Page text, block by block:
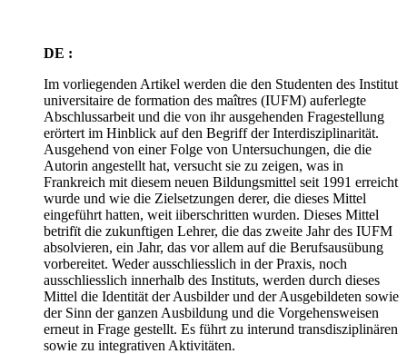
DE :
Im vorliegenden Artikel werden die den Studenten des Institut
universitaire de formation des maîtres (IUFM) auferlegte
Abschlussarbeit und die von ihr ausgehenden Fragestellung
erörtert im Hinblick auf den Begriff der Interdisziplinarität.
Ausgehend von einer Folge von Untersuchungen, die die
Autorin angestellt hat, versucht sie zu zeigen, was in
Frankreich mit diesem neuen Bildungsmittel seit 1991 erreicht
wurde und wie die Zielsetzungen derer, die dieses Mittel
eingeführt hatten, weit iiberschritten wurden. Dieses Mittel
betrifït die zukunftigen Lehrer, die das zweite Jahr des IUFM
absolvieren, ein Jahr, das vor allem auf die Berufsausübung
vorbereitet. Weder ausschliesslich in der Praxis, noch
ausschliesslich innerhalb des Instituts, werden durch dieses
Mittel die Identität der Ausbilder und der Ausgebildeten sowie
der Sinn der ganzen Ausbildung und die Vorgehensweisen
erneut in Frage gestellt. Es führt zu interund transdisziplinären
sowie zu integrativen Aktivitäten.